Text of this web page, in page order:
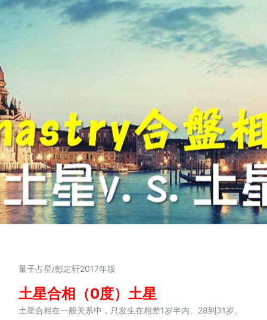
量子占星/彭定轩2017年版
土星合相（0度）土星
土星合相在一般关系中，只发生在相差1岁半内、 28到31岁、